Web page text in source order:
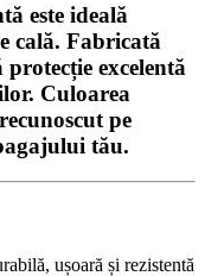
este ideală
cală. Fabricată
protecție excelentă
Culoarea
pe
tău.
ușoară și rezistentă